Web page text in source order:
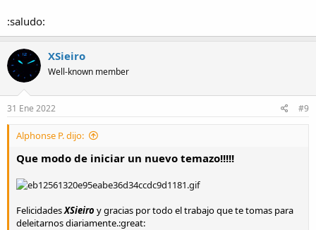
:saludo:
XSieiro
Well-known member
31 Ene 2022 #9
Alphonse P. dijo:
Que modo de iniciar un nuevo temazo!!!!!
FelicidadesXSieiro y gracias por todo el trabajo que te tomas para
deleitarnos diariamente.:great: